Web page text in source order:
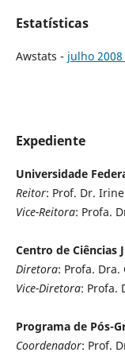
Estatísticas
Awstats - julho
Expediente
Universidade
Reitor: Prof. Dr.
Vice-Reitora: Profa.
Centro de Ciências
Diretora: Profa. Dra.
Vice-Diretora: Profa.
Programa de Pós-
Coordenador: Prof.